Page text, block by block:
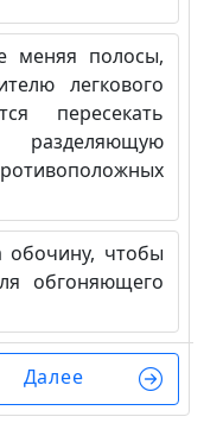
меняя полосы,
легкового
пересекать
обочину, чтобы
обгоняющего
Далее